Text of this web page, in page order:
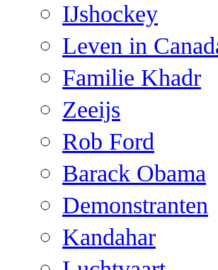
IJshockey
Leven in
Familie Khadr
Zeeijs
Rob Ford
Barack Obama
Demonstranten
Kandahar